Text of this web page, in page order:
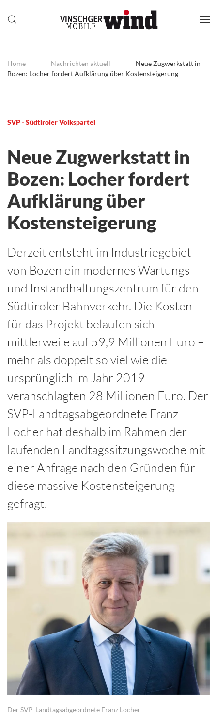
Home Nachrichten aktuell
Neue Zugwerkstatt in
Bozen: Locher fordert Aufklärung über Kostensteigerung
SVP - Südtiroler Volkspartei
Neue Zugwerkstatt in
Bozen: Locher fordert
Aufklärung über
Kostensteigerung
Derzeit entsteht im Industriegebiet
von Bozen ein modernes Wartungs-
und Instandhaltungszentrum für den
Südtiroler Bahnverkehr. Die Kosten
für das Projekt belaufen sich
mittlerweile auf 59,9 Millionen Euro –
mehr als doppelt so viel wie die
ursprünglich im Jahr 2019
veranschlagten 28 Millionen Euro. Der
SVP-Landtagsabgeordnete Franz
Locher hat deshalb im Rahmen der
laufenden Landtagssitzungswoche mit
einer Anfrage nach den Gründen für
diese massive Kostensteigerung
gefragt.
Der SVP-Landtagsabgeordnete Franz Locher